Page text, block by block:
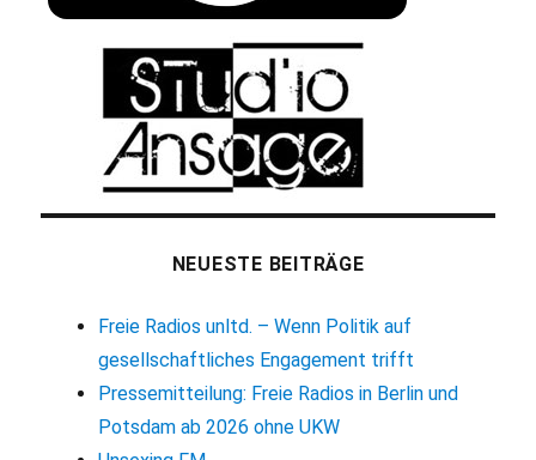
NEUESTE BEITRÄGE
Freie Radios unltd. – Wenn Politik auf
gesellschaftliches Engagement trifft
Pressemitteilung: Freie Radios in Berlin und
Potsdam ab 2026 ohne UKW